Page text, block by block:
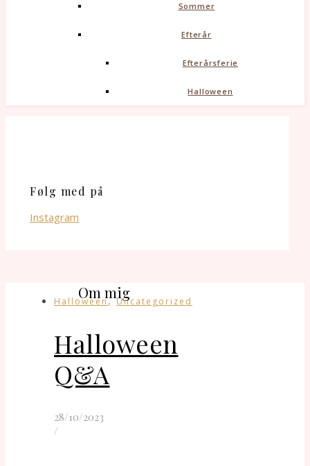
Sommer
Efterår
Efterårsferie
Halloween
Følg med på
Instagram
Halloween,Uncategorized
Halloween
Q&A
28/10/2023
/
Om mig